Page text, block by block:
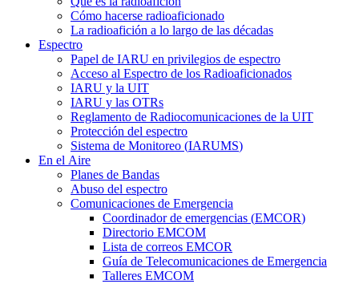
Cómo hacerse radioaficionado
La radioafición a lo largo de las décadas
Espectro
Papel de IARU en privilegios de espectro
Acceso al Espectro de los Radioaficionados
IARU y la UIT
IARU y las OTRs
Reglamento de Radiocomunicaciones de la UIT
Protección del espectro
Sistema de Monitoreo (IARUMS)
En el Aire
Planes de Bandas
Abuso del espectro
Comunicaciones de Emergencia
Coordinador de emergencias (EMCOR)
Directorio EMCOM
Lista de correos EMCOR
Guía de Telecomunicaciones de Emergencia
Talleres EMCOM